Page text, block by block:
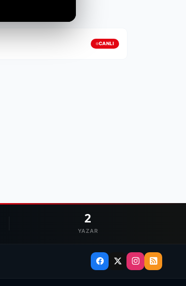
CANLI
2
YAZAR